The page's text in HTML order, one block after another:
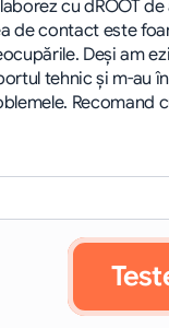
cu dROOT
de contact este
Deși am
tehnic și m-au
Recomand